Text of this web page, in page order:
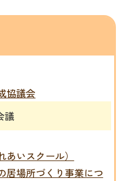
協議会
議
いスクール）
居場所づくり事業につ